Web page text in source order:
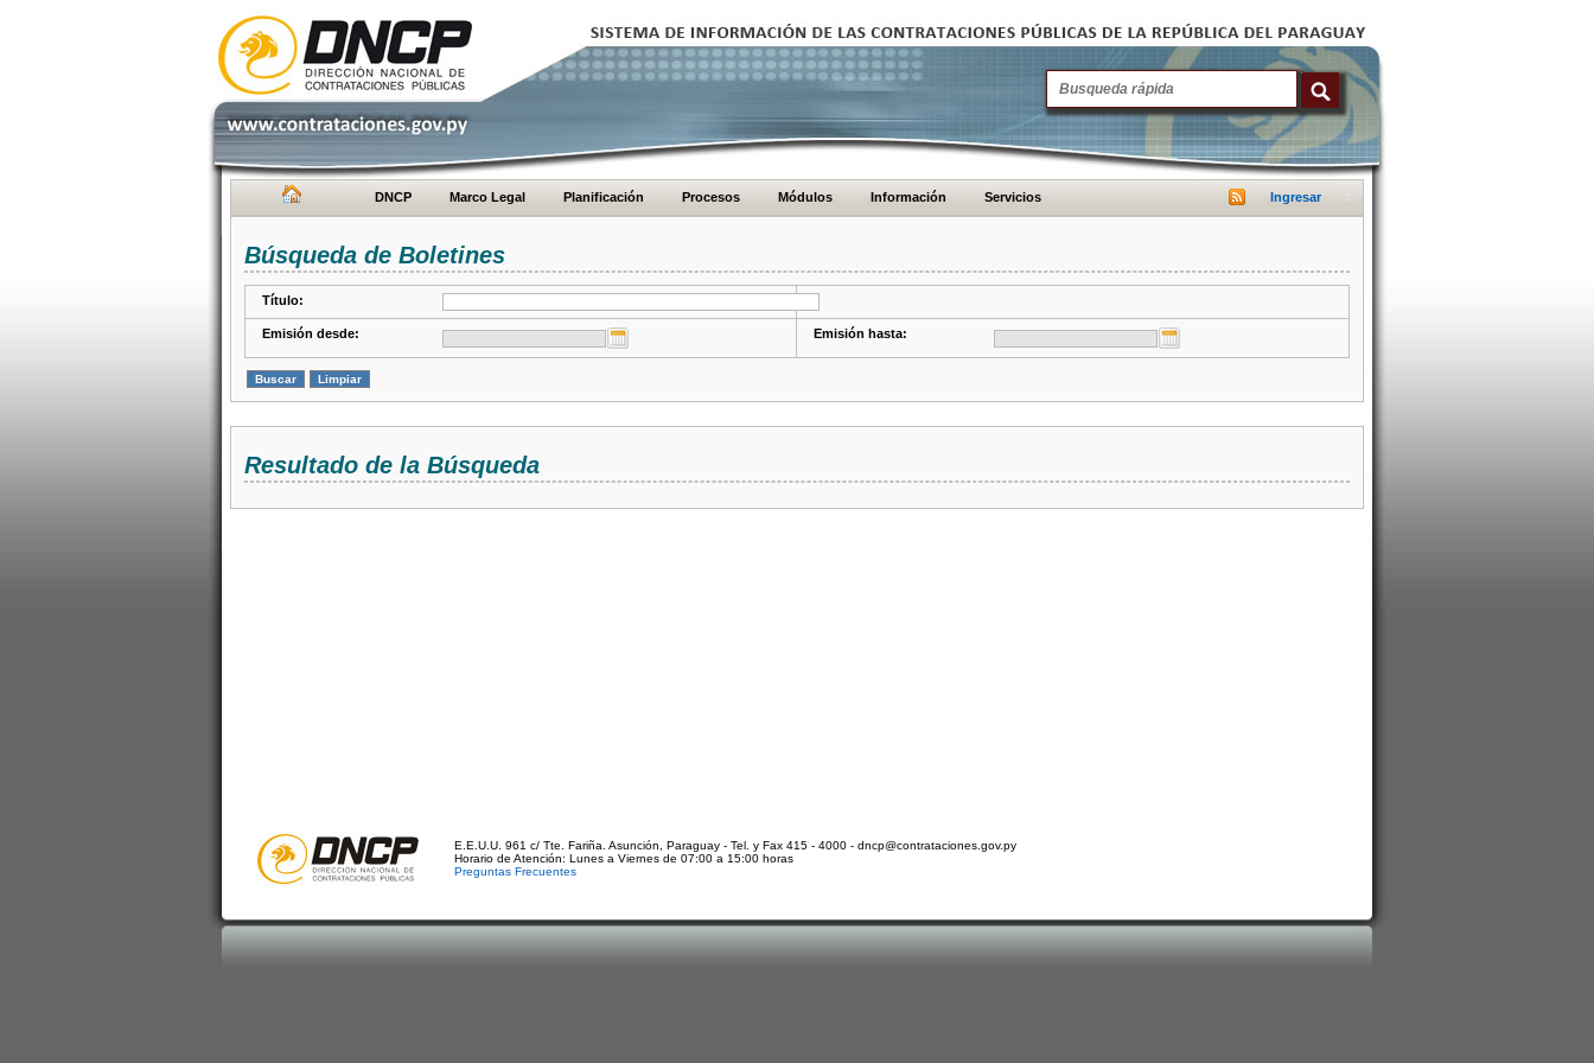
DNCP Marco Legal Planificación Procesos Módulos Información Servicios Ingresar
Búsqueda de Boletines
Título:
Emisión desde: Emisión hasta:
Resultado de la Búsqueda
E.E.U.U. 961 c/ Tte. Fariña. Asunción, Paraguay - Tel. y Fax 415 - 4000 - dncp@contrataciones.gov.py
Horario de Atención: Lunes a Viernes de 07:00 a 15:00 horas
Preguntas Frecuentes